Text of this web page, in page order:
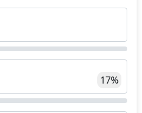
17%